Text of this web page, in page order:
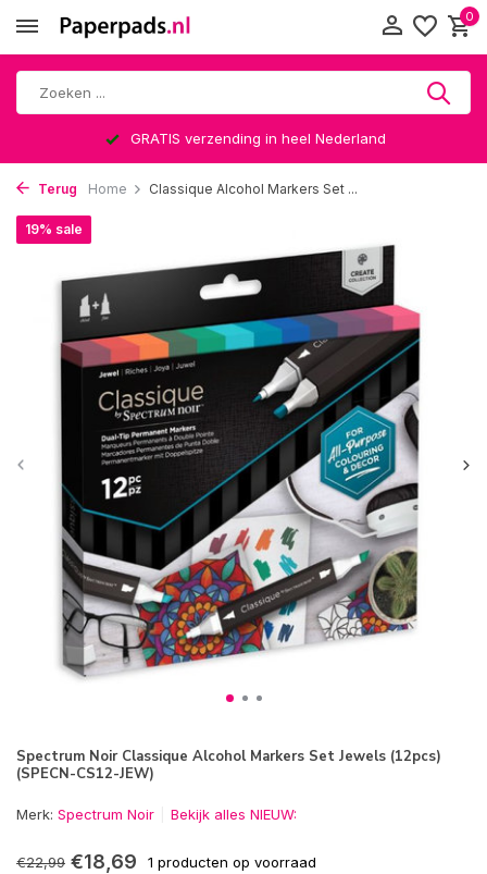
0
GRATIS verzending in heel Nederland
Terug Home Classique Alcohol Markers Set ...
Spectrum Noir Classique Alcohol Markers Set Jewels (12pcs)
(SPECN-CS12-JEW)
19% sale
Merk: Spectrum Noir Bekijk alles NIEUW:
€22,99 €18,69 1 producten op voorraad